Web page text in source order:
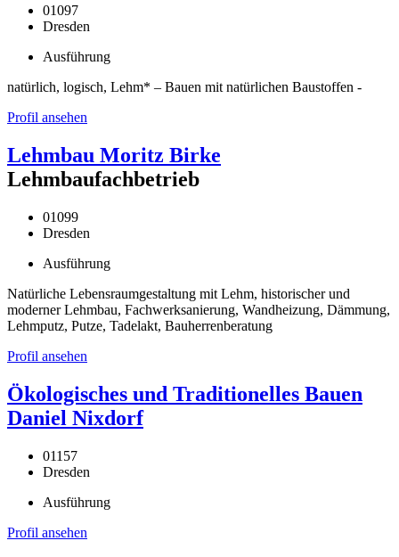
01097
Dresden
Ausführung
natürlich, logisch, Lehm* – Bauen mit natürlichen Baustoffen -
Profil ansehen
Lehmbau Moritz Birke
Lehmbaufachbetrieb
01099
Dresden
Ausführung
Natürliche Lebensraumgestaltung mit Lehm, historischer und
moderner Lehmbau, Fachwerksanierung, Wandheizung, Dämmung,
Lehmputz, Putze, Tadelakt, Bauherrenberatung
Profil ansehen
Ökologisches und Traditionelles Bauen
Daniel Nixdorf
01157
Dresden
Ausführung
Profil ansehen